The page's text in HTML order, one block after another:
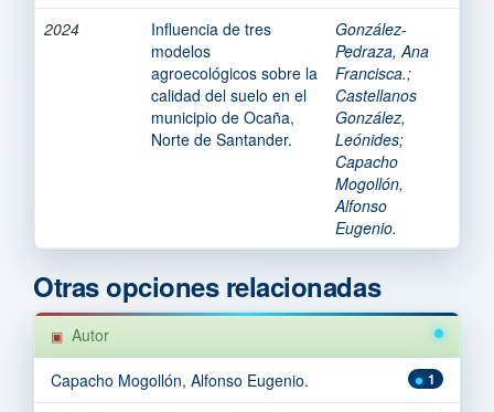
2024
Influencia de tres
modelos
agroecológicos sobre la
calidad del suelo en el
municipio de Ocaña,
Norte de Santander.
González-
Pedraza, Ana
Francisca.;
Castellanos
González,
Leónides;
Capacho
Mogollón,
Alfonso
Eugenio.
Otras opciones relacionadas
Autor
1
Capacho Mogollón, Alfonso Eugenio.